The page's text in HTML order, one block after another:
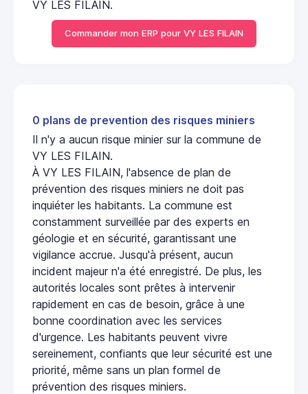
VY LES FILAIN.
Commander mon ERP pour VY LES FILAIN
0 plans de prevention des risques miniers
Il n'y a aucun risque minier sur la commune de
VY LES FILAIN.
À VY LES FILAIN, l'absence de plan de
prévention des risques miniers ne doit pas
inquiéter les habitants. La commune est
constamment surveillée par des experts en
géologie et en sécurité, garantissant une
vigilance accrue. Jusqu'à présent, aucun
incident majeur n'a été enregistré. De plus, les
autorités locales sont prêtes à intervenir
rapidement en cas de besoin, grâce à une
bonne coordination avec les services
d'urgence. Les habitants peuvent vivre
sereinement, confiants que leur sécurité est une
priorité, même sans un plan formel de
prévention des risques miniers.